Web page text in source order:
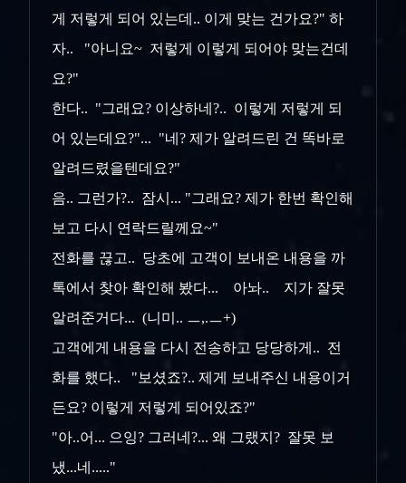
게 저렇게 되어 있는데.. 이게 맞는 건가요?" 하
자.. "아니요~ 저렇게 이렇게 되어야 맞는건데
요?"
한다.. "그래요? 이상하네?.. 이렇게 저렇게 되
어 있는데요?"... "네? 제가 알려드린 건 똑바로
알려드렸을텐데요?"
음.. 그런가?.. 잠시... "그래요? 제가 한번 확인해
보고 다시 연락드릴께요~"
전화를 끊고.. 당초에 고객이 보내온 내용을 까
톡에서 찾아 확인해 봤다... 아놔.. 지가 잘못
알려준거다... (니미.. ㅡ,.ㅡ+)
고객에게 내용을 다시 전송하고 당당하게.. 전
화를 했다.. "보셨죠?.. 제게 보내주신 내용이거
든요? 이렇게 저렇게 되어있죠?"
"아..어... 으잉? 그러네?... 왜 그랬지? 잘못 보
냈...네....."